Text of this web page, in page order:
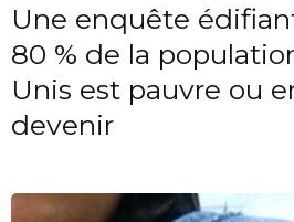
Une enquête
80 % de la
Unis est pauvre ou
devenir